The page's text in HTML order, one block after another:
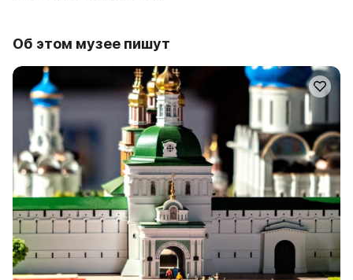
Об этом музее пишут